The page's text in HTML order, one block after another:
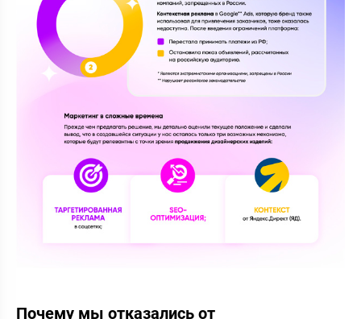
Почему мы отказались от